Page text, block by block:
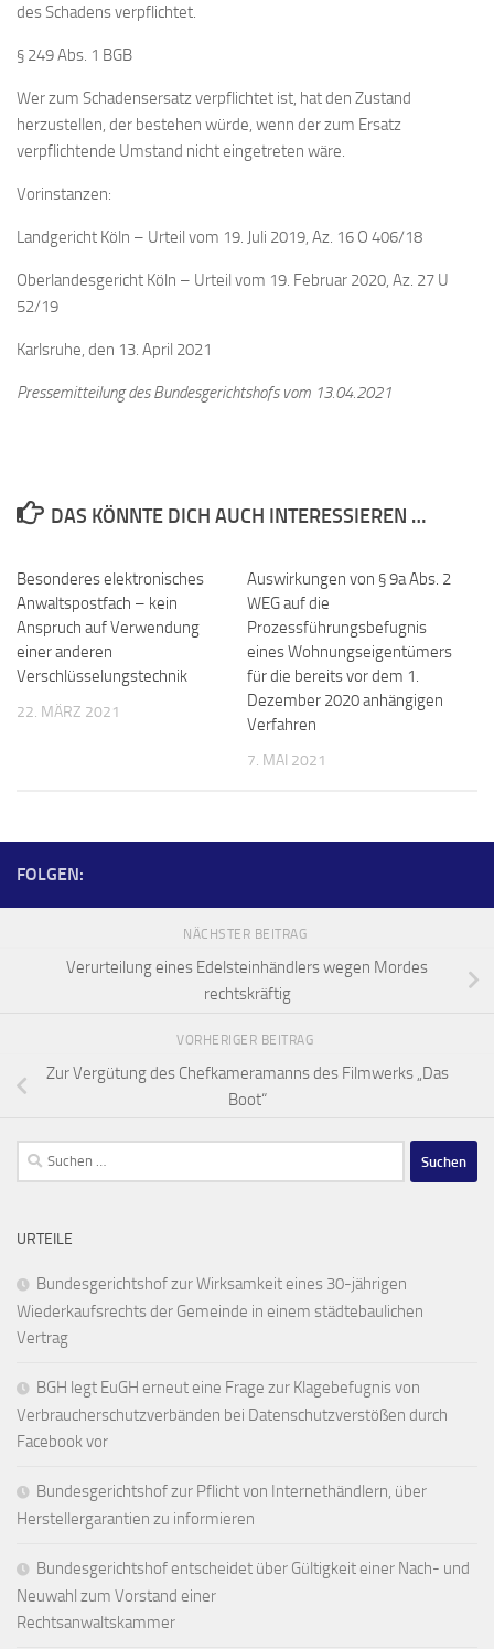
des Schadens verpflichtet.
§ 249 Abs. 1 BGB
Wer zum Schadensersatz verpflichtet ist, hat den Zustand
herzustellen, der bestehen würde, wenn der zum Ersatz
verpflichtende Umstand nicht eingetreten wäre.
Vorinstanzen:
Landgericht Köln – Urteil vom 19. Juli 2019, Az. 16 O 406/18
Oberlandesgericht Köln – Urteil vom 19. Februar 2020, Az. 27 U
52/19
Karlsruhe, den 13. April 2021
Pressemitteilung des Bundesgerichtshofs vom 13.04.2021
DAS KÖNNTE DICH AUCH INTERESSIEREN …
Besonderes elektronisches
Anwaltspostfach – kein
Anspruch auf Verwendung
einer anderen
Verschlüsselungstechnik
22. MÄRZ 2021
Auswirkungen von § 9a Abs. 2
WEG auf die
Prozessführungsbefugnis
eines Wohnungseigentümers
für die bereits vor dem 1.
Dezember 2020 anhängigen
Verfahren
7. MAI 2021
FOLGEN:
NÄCHSTER BEITRAG
Verurteilung eines Edelsteinhändlers wegen Mordes
rechtskräftig
VORHERIGER BEITRAG
Zur Vergütung des Chefkameramanns des Filmwerks „Das
Boot“
Suchen
nach:
URTEILE
Bundesgerichtshof zur Wirksamkeit eines 30-jährigen
Wiederkaufsrechts der Gemeinde in einem städtebaulichen
Vertrag
BGH legt EuGH erneut eine Frage zur Klagebefugnis von
Verbraucherschutzverbänden bei Datenschutzverstößen durch
Facebook vor
Bundesgerichtshof zur Pflicht von Internethändlern, über
Herstellergarantien zu informieren
Bundesgerichtshof entscheidet über Gültigkeit einer Nach- und
Neuwahl zum Vorstand einer
Rechtsanwaltskammer